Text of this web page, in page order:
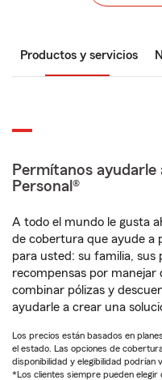
Productos y servicios
Permítanos ayudarle
Personal®
A todo el mundo le gusta
de cobertura que ayude a
para usted: su familia, sus
recompensas por manejar
combinar pólizas y
ayudarle a crear una
Los precios están basados en
el estado. Las opciones de
disponibilidad y elegibilidad podrían
*Los clientes siempre pueden elegir